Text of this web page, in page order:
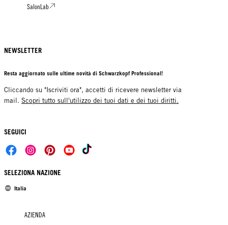
SalonLab
NEWSLETTER
Resta aggiornato sulle ultime novità di Schwarzkopf Professional!
Cliccando su "Iscriviti ora", accetti di ricevere newsletter via
mail. Scopri tutto sull'utilizzo dei tuoi dati e dei tuoi diritti.
SEGUICI
SELEZIONA NAZIONE
Italia
AZIENDA